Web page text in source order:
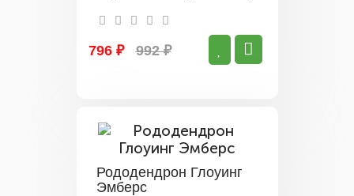
796 ₽ 992 ₽
Рододендрон Глоуинг
Эмберс